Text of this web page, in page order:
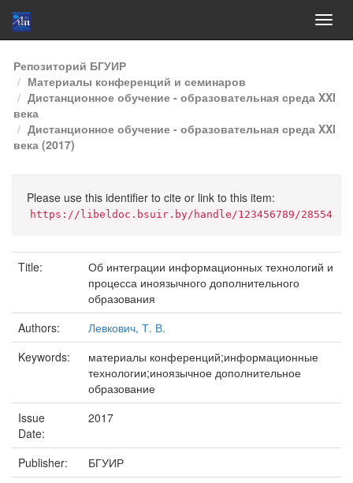
Skip
navigation
Репозиторий БГУИР
Материалы конференций и семинаров
Дистанционное обучение - образовательная среда XXI
века
Дистанционное обучение - образовательная среда XXI
века (2017)
Please use this identifier to cite or link to this item:
https://libeldoc.bsuir.by/handle/123456789/28554
Title:
Об интеграции информационных технологий и
процесса иноязычного дополнительного
образования
Authors:
Левкович, Т. В.
Keywords:
материалы конференций;информационные
технологии;иноязычное дополнительное
образование
Issue
Date:
2017
Publisher:
БГУИР